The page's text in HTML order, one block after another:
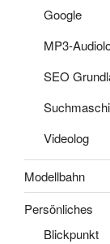
Google
MP3-
SEO
Videolog
Modellbahn
Persönliches
Blickpunkt